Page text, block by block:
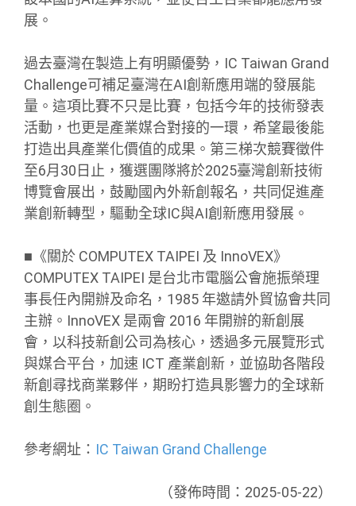
展。
過去臺灣在製造上有明顯優勢，IC Taiwan Grand
Challenge可補足臺灣在AI創新應用端的發展能
量。這項比賽不只是比賽，包括今年的技術發表
活動，也更是產業媒合對接的一環，希望最後能
打造出具產業化價值的成果。第三梯次競賽徵件
至6月30日止，獲選團隊將於2025臺灣創新技術
博覽會展出，鼓勵國內外新創報名，共同促進產
業創新轉型，驅動全球IC與AI創新應用發展。
■《關於 COMPUTEX TAIPEI 及 InnoVEX》
COMPUTEX TAIPEI 是台北市電腦公會施振榮理
事長任內開辦及命名，1985 年邀請外貿協會共同
主辦。InnoVEX 是兩會 2016 年開辦的新創展
會，以科技新創公司為核心，透過多元展覽形式
與媒合平台，加速 ICT 產業創新，並協助各階段
新創尋找商業夥伴，期盼打造具影響力的全球新
創生態圈。
參考網址： IC Taiwan Grand Challenge
（發佈時間：2025-05-22）